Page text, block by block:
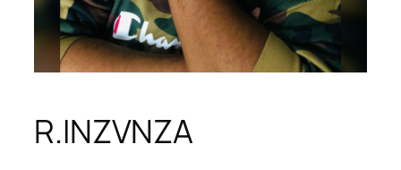
R.INZVNZA